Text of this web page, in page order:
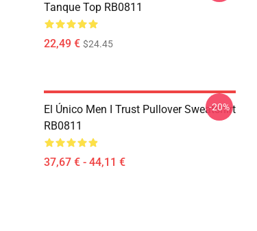
Tanque Top RB0811
22,49 € $24.45
El Único Men I Trust Pullover Sweatshirt
RB0811
37,67 € - 44,11 €
-20%